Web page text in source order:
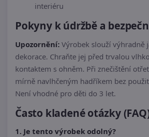
interiéru
Pokyny k údržbě a
Upozornění: Výrobek slouží výhradně
dekorace. Chraňte jej před trvalou
kontaktem s ohněm. Při znečištění
mírně navlhčeným hadříkem bez
Není vhodné pro děti do 3 let.
Často kladené otázky
1. Je tento výrobek odolný?